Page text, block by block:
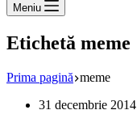
Meniu
Etichetă meme
Prima pagină meme
31 decembrie 2014